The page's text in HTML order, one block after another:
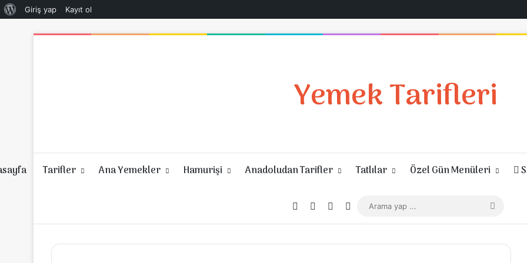
WordPress
Giriş yap Kayıt ol
Yemek Tarifleri
Tarifler Ana Yemekler Hamurişi Anadoludan Tarifler Tatlılar Özel Gün Menüleri
Giriş YapRastgele Makale
Kenar Bölmesi
Dış görünümü değiştir
yap
...